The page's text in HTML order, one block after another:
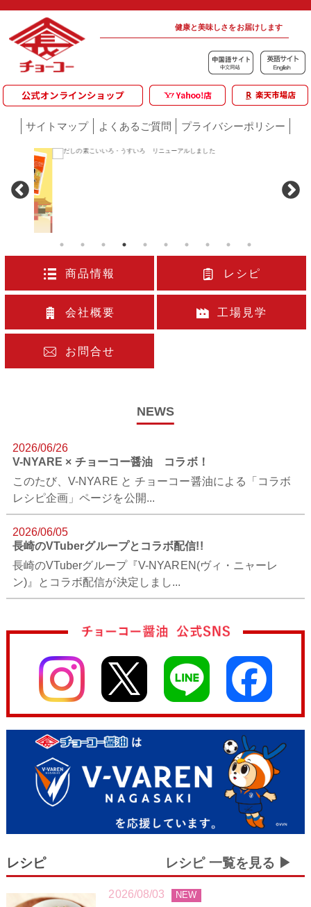
健康と美味しさをお届けします
サイトマップ よくあるご質問 プライバシーポリシー
商品情報 レシピ
会社概要 工場見学
お問合せ
NEWS
2026/06/26
V-NYARE × チョーコー醤油 コラボ！
このたび、V-NYARE と チョーコー醤油による「コラボ
レシピ企画」ページを公開...
2026/06/05
長崎のVTuberグループとコラボ配信!!
長崎のVTuberグループ『V-NYAREN(ヴィ・ニャーレ
ン)』とコラボ配信が決定しまし...
レシピ レシピ 一覧を見る ▶︎
2026/08/03 NEW